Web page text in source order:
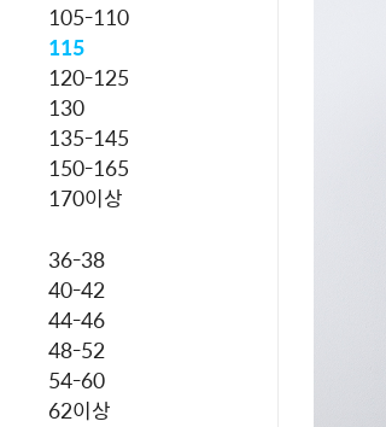
105-110
115
120-125
130
135-145
150-165
170이상
36-38
40-42
44-46
48-52
54-60
62이상